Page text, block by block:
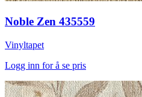
Noble Zen 435559
Vinyltapet
Logg inn for å se pris